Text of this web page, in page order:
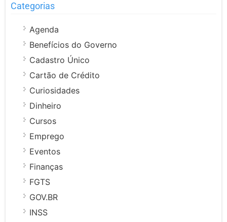
Categorias
Agenda
Benefícios do Governo
Cadastro Único
Cartão de Crédito
Curiosidades
Dinheiro
Cursos
Emprego
Eventos
Finanças
FGTS
GOV.BR
INSS